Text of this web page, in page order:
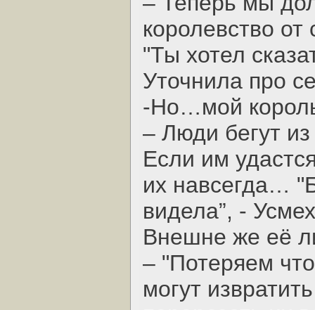
королевство
"Ты хотел
Уточнила про
-Но…мой
– Люди бегут
Если им
их навсегда…
видела”, -
Внешне же её
– "Потеряем
могут